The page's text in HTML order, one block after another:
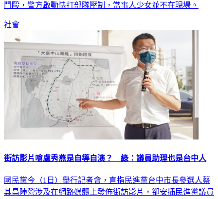
鬥毆，警方啟動快打部隊壓制，當事人少女並不在現場。
社會
街訪影片嗆盧秀燕是自導自演？ 綠：議員助理也是台中人
國民黨今（1日）舉行記者會，直指民進黨台中市長參選人蔡
其昌陣營涉及在網路媒體上發佈街訪影片，卻安插民進黨議員